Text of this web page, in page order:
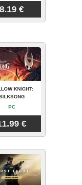
8.19 €
KNIGHT:
PC
€